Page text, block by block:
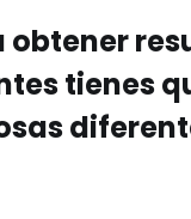
obtener
tienes